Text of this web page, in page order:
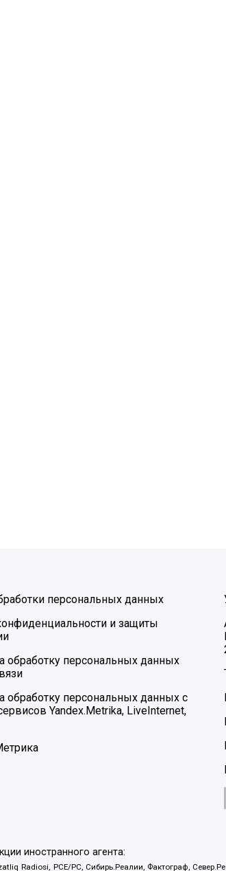
персональных данных
и защиты
обработку персональных данных
обработку персональных данных с
Yandex.Metrika, LiveInternet,
иностранного агента:
Radiosi, PCE/PC, Сибирь.Реалии, Фактограф,